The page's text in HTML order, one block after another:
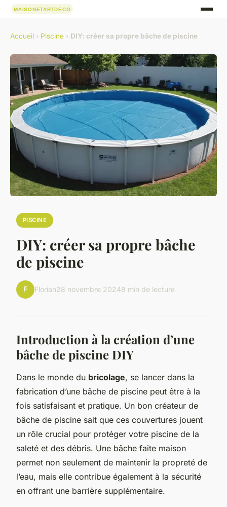
Accueil › Piscine › DIY: créer sa propre bâche de piscine
PISCINE
DIY: créer sa propre bâche
de piscine
F Florian28 novembre 20248 min de lecture
Introduction à la création d’une
bâche de piscine DIY
Dans le monde du bricolage, se lancer dans la
fabrication d’une bâche de piscine peut être à la
fois satisfaisant et pratique. Un bon créateur de
bâche de piscine sait que ces couvertures jouent
un rôle crucial pour protéger votre piscine de la
saleté et des débris. Une bâche faite maison
permet non seulement de maintenir la propreté de
l’eau, mais elle contribue également à la sécurité
en offrant une barrière supplémentaire.